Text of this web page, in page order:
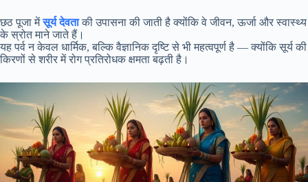
छठ पूजा मेंसूर्य देवताकी उपासना की जाती है क्योंकि वे जीवन, ऊर्जा और स्वास्थ्य
के स्रोत माने जाते हैं।
यह पर्व न केवल धार्मिक, बल्कि वैज्ञानिक दृष्टि से भी महत्वपूर्ण है — क्योंकि सूर्य की
किरणों से शरीर में रोग प्रतिरोधक क्षमता बढ़ती है।